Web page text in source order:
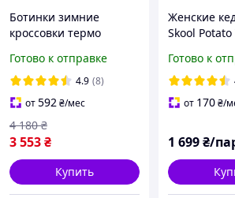
Ботинки зимние
кроссовки термо
Gore-Tex
Готово к отправке
4.9 (8)
от592₴/мес
3 553₴
4 180 ₴
Купить
Женские
Skool
40
Готово к
от 170₴/
1 699₴/